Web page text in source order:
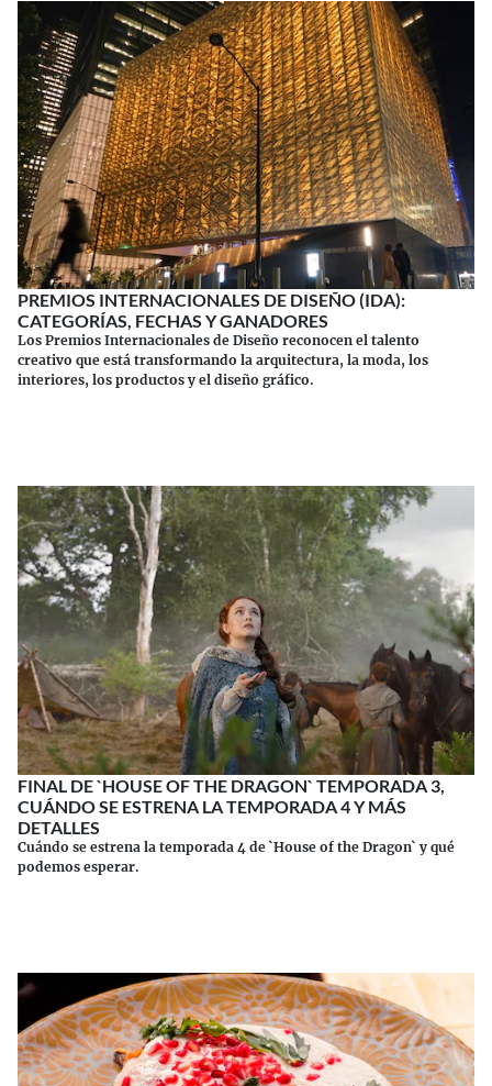
PREMIOS INTERNACIONALES DE DISEÑO (IDA):
CATEGORÍAS, FECHAS Y GANADORES
Los Premios Internacionales de Diseño reconocen el talento
creativo que está transformando la arquitectura, la moda, los
interiores, los productos y el diseño gráfico.
FINAL DE `HOUSE OF THE DRAGON` TEMPORADA 3,
CUÁNDO SE ESTRENA LA TEMPORADA 4 Y MÁS
DETALLES
Cuándo se estrena la temporada 4 de `House of the Dragon` y qué
podemos esperar.